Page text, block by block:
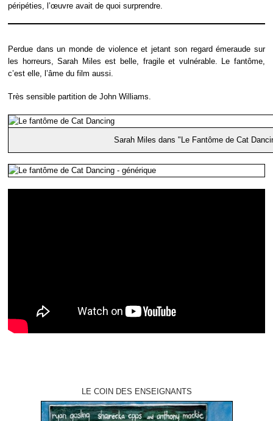
péripéties, l’œuvre avait de quoi surprendre.
Perdue dans un monde de violence et jetant son regard émeraude sur
les horreurs, Sarah Miles est belle, fragile et vulnérable. Le fantôme,
c’est elle, l’âme du film aussi.
Très sensible partition de John Williams.
Sarah Miles dans "Le Fantôme de Cat
LE COIN DES ENSEIGNANTS